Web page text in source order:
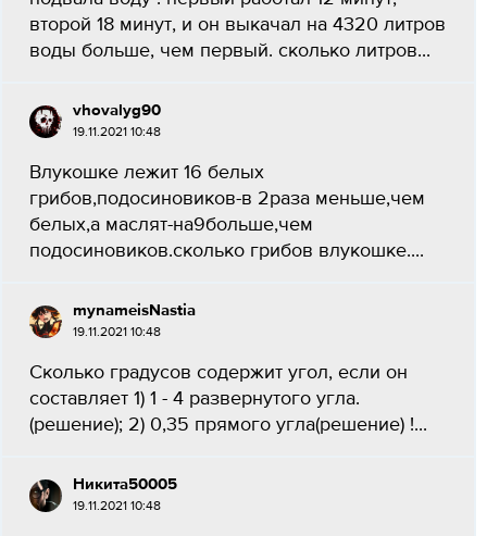
второй 18 минут, и он выкачал на 4320 литров
воды больше, чем первый. сколько литров...
vhovalyg90
19.11.2021 10:48
Влукошке лежит 16 белых
грибов,подосиновиков-в 2раза меньше,чем
белых,а маслят-на9больше,чем
подосиновиков.сколько грибов влукошке....
mynameisNastia
19.11.2021 10:48
Сколько градусов содержит угол, если он
составляет 1) 1 - 4 развернутого угла.
(решение); 2) 0,35 прямого угла(решение) !...
Никита50005
19.11.2021 10:48